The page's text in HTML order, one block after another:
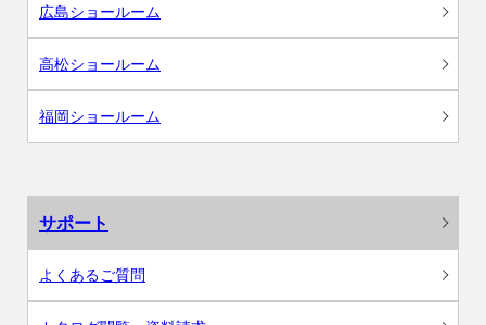
広島ショールーム
高松ショールーム
福岡ショールーム
サポート
よくあるご質問